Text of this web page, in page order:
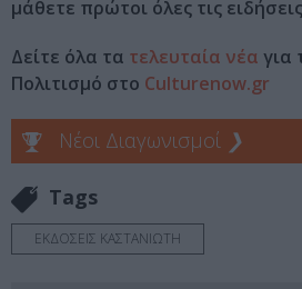
μάθετε πρώτοι όλες τις ειδήσεις
Δείτε όλα τα τελευταία νέα για
Πολιτισμό στο Culturenow.gr
Νέοι Διαγωνισμοί ❯
Tags
ΕΚΔΟΣΕΙΣ ΚΑΣΤΑΝΙΩΤΗ